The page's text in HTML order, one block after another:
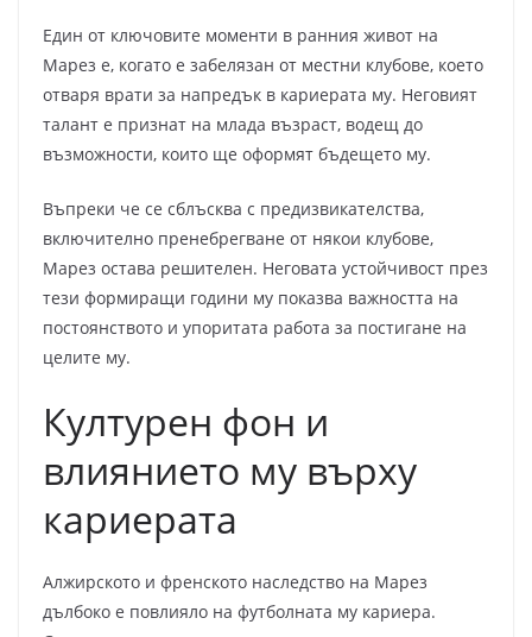
Един от ключовите моменти в ранния живот на
Марез е, когато е забелязан от местни клубове, което
отваря врати за напредък в кариерата му. Неговият
талант е признат на млада възраст, водещ до
възможности, които ще оформят бъдещето му.
Въпреки че се сблъсква с предизвикателства,
включително пренебрегване от някои клубове,
Марез остава решителен. Неговата устойчивост през
тези формиращи години му показва важността на
постоянството и упоритата работа за постигане на
целите му.
Културен фон и
влиянието му върху
кариерата
Алжирското и френското наследство на Марез
дълбоко е повлияло на футболната му кариера.